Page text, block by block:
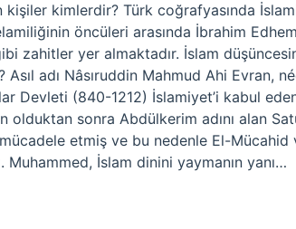
kişiler kimlerdir? Türk coğrafyasında
öncüleri arasında İbrahim
zahitler yer almaktadır. İslam
adı Nâsıruddin Mahmud Ahi Evran,
Devleti (840-1212) İslamiyet’i kabul
olduktan sonra Abdülkerim adını alan
etmiş ve bu nedenle El-Mücahid
Muhammed, İslam dinini yaymanın yanı…